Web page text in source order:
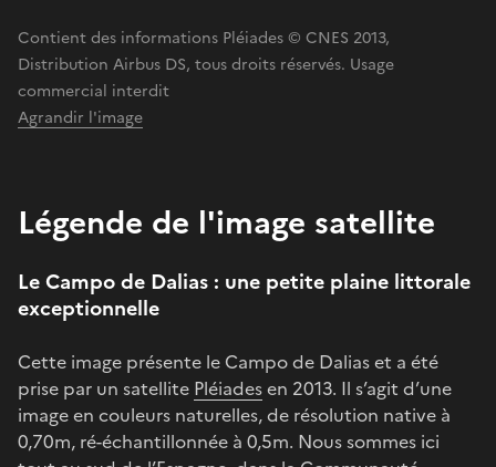
Contient des informations Pléiades © CNES 2013,
Distribution Airbus DS, tous droits réservés. Usage
commercial interdit
Agrandir l'image
Légende de l'image satellite
Le Campo de Dalias : une petite plaine littorale
exceptionnelle
Cette image présente le Campo de Dalias et a été
prise par un satellite Pléiadesen 2013. Il s’agit d’une
image en couleurs naturelles, de résolution native à
0,70m, ré-échantillonnée à 0,5m. Nous sommes ici